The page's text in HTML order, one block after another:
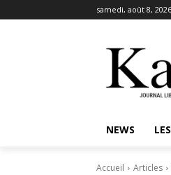
samedi, août 8, 2026
NEWS
Accueil Articles